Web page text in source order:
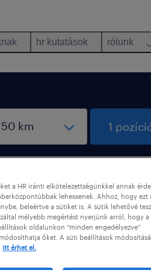
hr kutatások rólunk
1
keresésről
a HR iránti elkötelezettségünkkel annak
lehessenek. Ahhoz, hogy ezt
beleértve a sütiket is. A sütik lehetővé
mélyebb megértést nyerjünk arról, hogy a
oldalunkon “minden engedélyezve”
őket. A süti beállítások
itt érhet el.